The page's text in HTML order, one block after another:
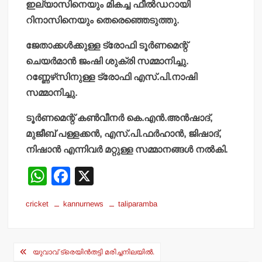
ഇല്യാസിനെയും മികച്ച ഫീല്‍ഡറായി
റിനാസിനെയും തെരെഞ്ഞെടുത്തു.
ജേതാക്കള്‍ക്കുള്ള ട്രോഫി ടൂര്‍ണമെന്റ്
ചെയര്‍മാന്‍ ജംഷി ശുക്രി സമ്മാനിച്ചു.
റണ്ണേഴ്‌സിനുള്ള ട്രോഫി എസ്.പി.നാഷി
സമ്മാനിച്ചു.
ടൂര്‍ണമെന്റ് കണ്‍വീനര്‍ കെ.എന്‍.അന്‍ഷാദ്,
മുജീബ് പള്ളക്കന്‍, എസ്.പി.ഫര്‍ഹാന്‍, ജിഷാദ്,
നിഷാന്‍ എന്നിവര്‍ മറ്റുള്ള സമ്മാനങ്ങള്‍ നല്‍കി.
W
at
A
F
c
b
cricket kannurnews taliparamba
Postയുവാവ് ട്രെയിന്‍തട്ടി മരിച്ചനിലയില്‍.